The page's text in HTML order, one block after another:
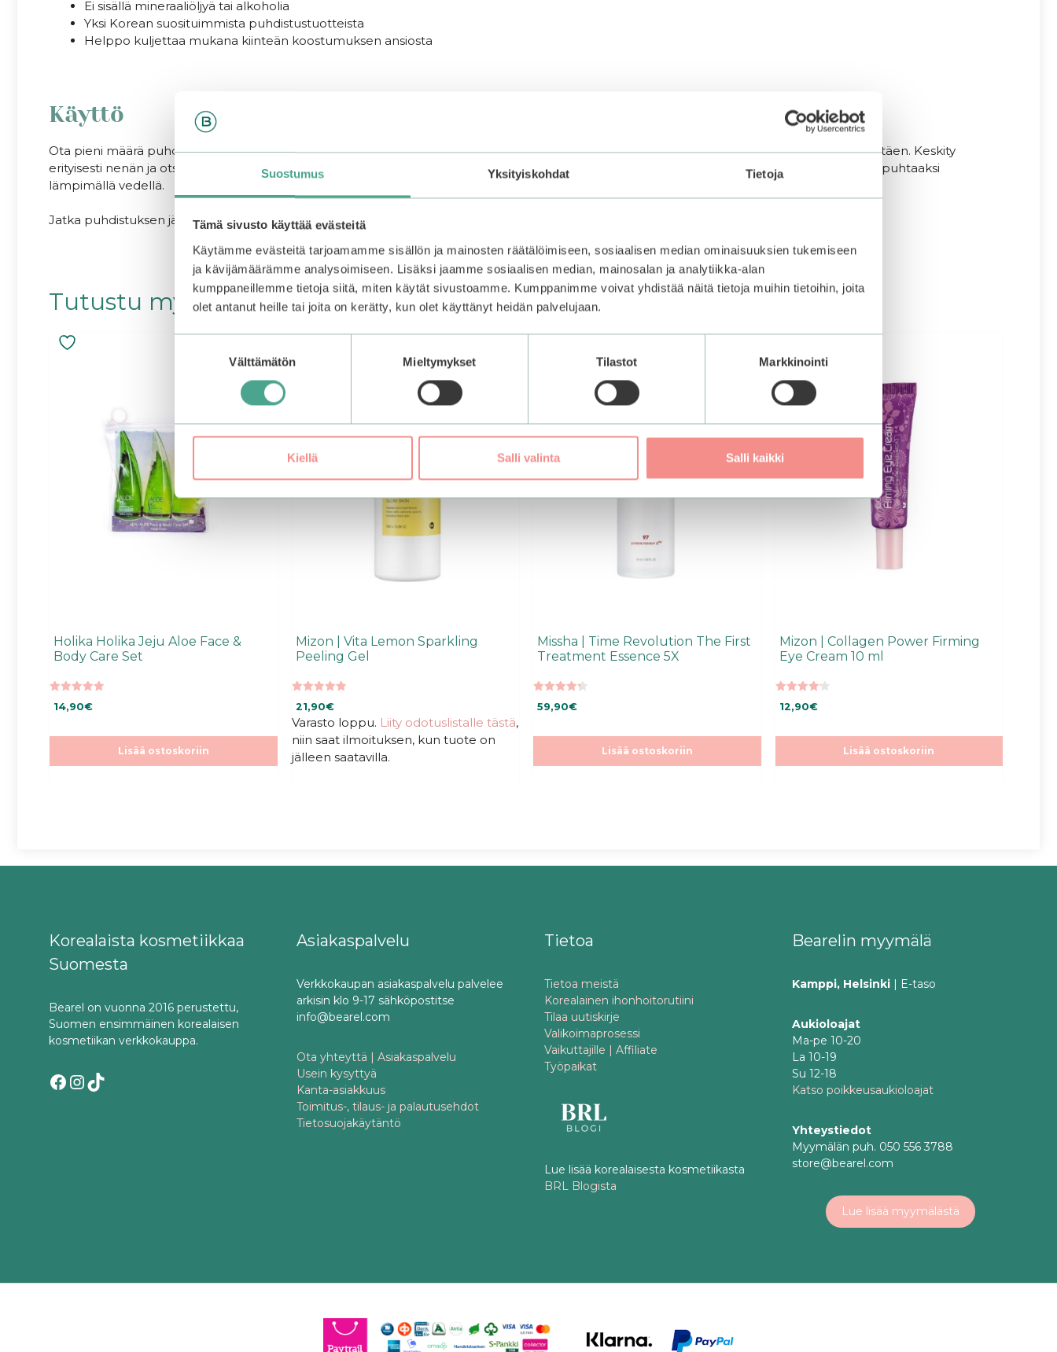
Suostumus Yksityiskohdat Tietoja
Tämä sivusto käyttää evästeitä
Käytämme evästeitä tarjoamamme sisällön ja mainosten räätälöimiseen, sosiaalisen median ominaisuuksien tukemiseen
ja kävijämäärämme analysoimiseen. Lisäksi jaamme sosiaalisen median, mainosalan ja analytiikka-alan
kumppaneillemme tietoja siitä, miten käytät sivustoamme. Kumppanimme voivat yhdistää näitä tietoja muihin tietoihin, joita
olet antanut heille tai joita on kerätty, kun olet käyttänyt heidän palvelujaan.
Välttämätön Mieltymykset Tilastot Markkinointi
Kiellä Salli valinta Salli kaikki
Ei sisällä mineraaliöljyä tai alkoholia
Yksi Korean suosituimmista puhdistustuotteista
Helppo kuljettaa mukana kiinteän koostumuksen ansiosta
Käyttö
Ota pieni määrä puhdistusbalmia pakkauksen mukana tulevalla spaattelilla. Levitä kuiville kasvoille ja hiero pyörivin liikkein sormenpäitä käyttäen. Keskity
erityisesti nenän ja otsan alueelle, jos siellä on epäpuhtauksia. Voit hieroa myös silmien alueelta puhdistaaksesi silmämeikin. Huuhtele kasvot puhtaaksi
lämpimällä vedellä.
Jatka puhdistuksen jälkeen ihonhoitoa kasvovedellä, seerumilla ja kasvovoiteella.
Tutustu myös
Holika Holika Jeju Aloe Face &
Body Care Set
5:stä
14,90€
Lisää ostoskoriin
Mizon | Vita Lemon Sparkling
Peeling Gel
5:stä
21,90€
Varasto loppu. Liity odotuslistalle tästä,
niin saat ilmoituksen, kun tuote on
jälleen saatavilla.
Missha | Time Revolution The First
Treatment Essence 5X
5:stä
59,90€
Lisää ostoskoriin
Mizon | Collagen Power Firming
Eye Cream 10 ml
5:stä
12,90€
Lisää ostoskoriin
Korealaista kosmetiikkaa
Suomesta
Bearel on vuonna 2016 perustettu,
Suomen ensimmäinen korealaisen
kosmetiikan verkkokauppa.
Facebook
Instagram
TikTok
Asiakaspalvelu
Verkkokaupan asiakaspalvelu palvelee
arkisin klo 9-17 sähköpostitse
info@bearel.com
Ota yhteyttä | Asiakaspalvelu
Usein kysyttyä
Kanta-asiakkuus
Toimitus-, tilaus- ja palautusehdot
Tietosuojakäytäntö
Tietoa
Tietoa meistä
Korealainen ihonhoitorutiini
Tilaa uutiskirje
Valikoimaprosessi
Vaikuttajille | Affiliate
Työpaikat
Lue lisää korealaisesta kosmetiikasta
BRL Blogista
Bearelin myymälä
Kamppi, Helsinki | E-taso
Aukioloajat
Ma-pe 10-20
La 10-19
Su 12-18
Katso poikkeusaukioloajat
Yhteystiedot
Myymälän puh. 050 556 3788
store@bearel.com
Lue lisää myymälästä